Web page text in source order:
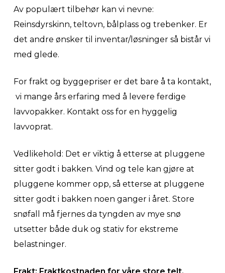
Av populært tilbehør kan vi nevne:
Reinsdyrskinn, teltovn, bålplass og trebenker. Er
det andre ønsker til inventar/løsninger så bistår vi
med glede.
For frakt og byggepriser er det bare å ta kontakt,
vi mange års erfaring med å levere ferdige
lavvopakker. Kontakt oss for en hyggelig
lavvoprat.
Vedlikehold: Det er viktig å etterse at pluggene
sitter godt i bakken. Vind og tele kan gjøre at
pluggene kommer opp, så etterse at pluggene
sitter godt i bakken noen ganger i året. Store
snøfall må fjernes da tyngden av mye snø
utsetter både duk og stativ for ekstreme
belastninger.